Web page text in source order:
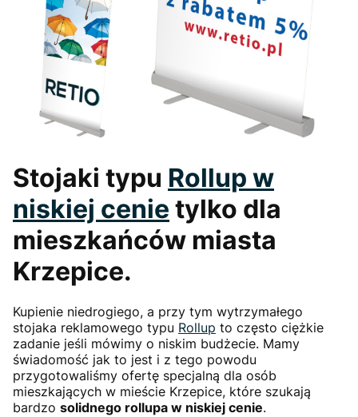
Stojaki typu Rollup w
niskiej cenie tylko dla
mieszkańców miasta
Krzepice.
Kupienie niedrogiego, a przy tym wytrzymałego
stojaka reklamowego typu Rollup to często ciężkie
zadanie jeśli mówimy o niskim budżecie. Mamy
świadomość jak to jest i z tego powodu
przygotowaliśmy ofertę specjalną dla osób
mieszkających w mieście Krzepice, które szukają
bardzo solidnego rollupa w niskiej cenie.